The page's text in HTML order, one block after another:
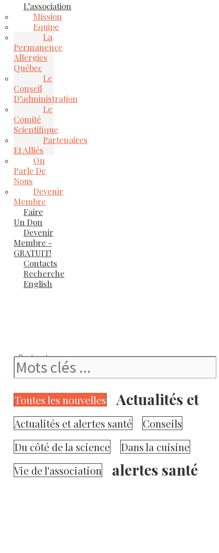
L’association
Mission
Equipe
La
Permanence
Allergies
Québec
Le
Conseil
D’administration
Le
Comité
Scientifique
Partenaires
Et Alliés
On
Parle De
Nous
Devenir
Membre
Faire
Un Don
Devenir
Membre -
GRATUIT!
Contacts
Recherche
English
Rechercher
Toutes les nouvelles
Actualités et alertes santé
Conseils
Du côté de la science
Dans la cuisine
Vie de l'association
Actualités et
alertes santé